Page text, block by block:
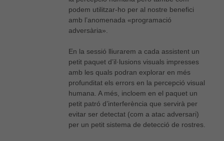
podem utilitzar-ho per al nostre benefici
amb l’anomenada «programació
adversària».
En la sessió lliurarem a cada assistent un
petit paquet d’il·lusions visuals impresses
amb les quals podran explorar en més
profunditat els errors en la percepció visual
humana. A més, incloem en el paquet un
petit patró d’interferència que servirà per
evitar ser detectat (com a atac adversari)
per un petit sistema de detecció de rostres.